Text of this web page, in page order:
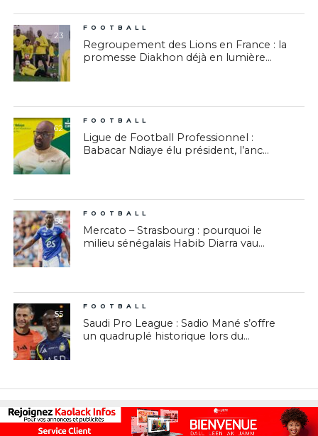
23
FOOTBALL
Regroupement des Lions en France : la
promesse Diakhon déjà en lumière...
62
FOOTBALL
Ligue de Football Professionnel :
Babacar Ndiaye élu président, l’anc...
58
FOOTBALL
Mercato – Strasbourg : pourquoi le
milieu sénégalais Habib Diarra vau...
55
FOOTBALL
Saudi Pro League : Sadio Mané s’offre
un quadruplé historique lors du...